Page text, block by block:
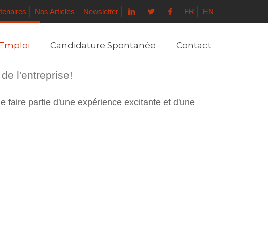
Nos Articles Newsletter FR EN
Candidature Spontanée Contact
l'entreprise!
faire partie d'une expérience excitante et d'une